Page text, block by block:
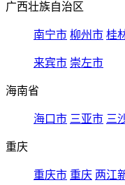
广西壮族自治区
南宁市 柳州市 桂
来宾市 崇左市
海南省
海口市 三亚市 三
重庆
重庆市 重庆 两江